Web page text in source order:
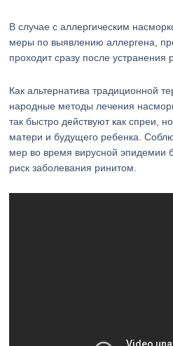
В случае с аллергическим
меры по выявлению аллергена,
проходит сразу после устранения
Как альтернатива традиционной
народные методы лечения
так быстро действуют как спреи,
матери и будущего ребенка.
мер во время вирусной эпидемии
риск заболевания ринитом.